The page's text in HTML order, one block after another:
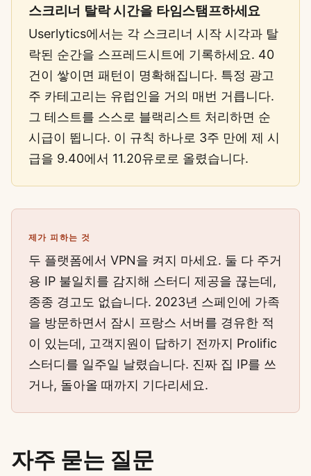
스크리너 탈락 시간을 타임스탬프하세요
Userlytics에서는 각 스크리너 시작 시각과 탈
락된 순간을 스프레드시트에 기록하세요. 40
건이 쌓이면 패턴이 명확해집니다. 특정 광고
주 카테고리는 유럽인을 거의 매번 거릅니다.
그 테스트를 스스로 블랙리스트 처리하면 순
시급이 뜁니다. 이 규칙 하나로 3주 만에 제 시
급을 9.40에서 11.20유로로 올렸습니다.
제가 피하는 것
두 플랫폼에서 VPN을 켜지 마세요. 둘 다 주거
용 IP 불일치를 감지해 스터디 제공을 끊는데,
종종 경고도 없습니다. 2023년 스페인에 가족
을 방문하면서 잠시 프랑스 서버를 경유한 적
이 있는데, 고객지원이 답하기 전까지 Prolific
스터디를 일주일 날렸습니다. 진짜 집 IP를 쓰
거나, 돌아올 때까지 기다리세요.
자주 묻는 질문